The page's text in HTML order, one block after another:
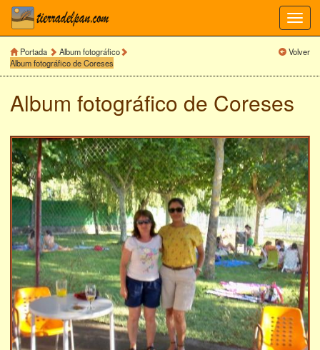
Portada
Album fotográfico
Album fotográfico de Coreses
Volver
Album fotográfico de Coreses